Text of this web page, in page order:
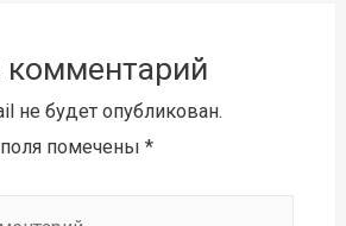
комментарий
не будет опубликован.
помечены *